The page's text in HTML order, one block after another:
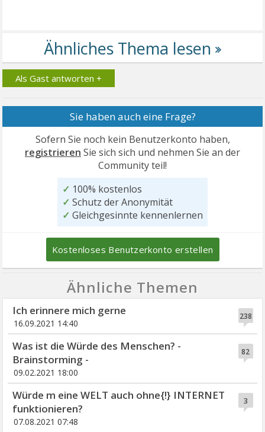
Als Gast antworten +
Sie haben auch eine Frage?
Sofern Sie noch kein Benutzerkonto haben,
registrieren Sie sich sich und nehmen Sie an der
Community teil!
✓ 100% kostenlos
✓ Schutz der Anonymität
✓ Gleichgesinnte kennenlernen
Kostenloses Benutzerkonto erstellen
Ähnliche Themen
238
Ich erinnere mich gerne
16.09.2021 14:40
82
Was ist die Würde des Menschen? -
Brainstorming -
09.02.2021 18:00
3
Würde m eine WELT auch ohne{!} INTERNET
funktionieren?
07.08.2021 07:48